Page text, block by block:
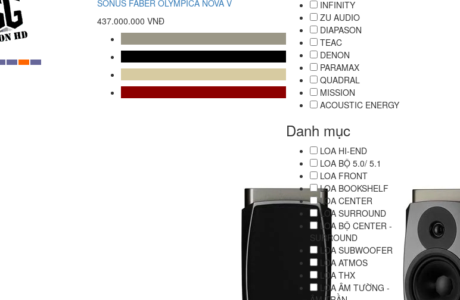
SONUS FABER OLYMPICA NOVA V
437.000.000 VNĐ
INFINITY
ZU AUDIO
DIAPASON
TEAC
DENON
PARAMAX
QUADRAL
MISSION
ACOUSTIC ENERGY
Danh mục
LOA HI-END
LOA BỘ 5.0/ 5.1
LOA FRONT
LOA BOOKSHELF
LOA CENTER
LOA SURROUND
LOA BỘ CENTER -
SURROUND
LOA SUBWOOFER
LOA ATMOS
LOA THX
LOA ÂM TƯỜNG -